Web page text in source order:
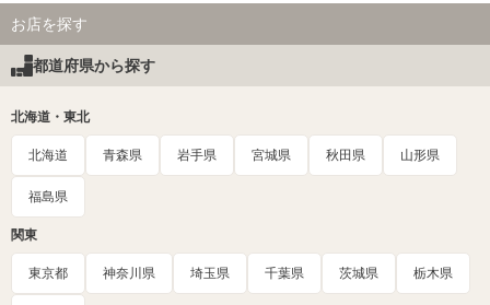
お店を探す
都道府県から探す
北海道・東北
北海道 青森県 岩手県 宮城県 秋田県 山形県
福島県
関東
東京都 神奈川県 埼玉県 千葉県 茨城県 栃木県